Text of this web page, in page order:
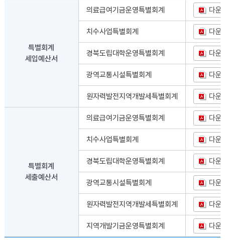
특별회계
세입예산서
의료급여기금운영특별회계 다운
치수사업특별회계 다운
경북도립대학운영특별회계 다운
광역교통시설특별회계 다운
원자력발전지역개발세특별회계 다운
특별회계
세출예산서
의료급여기금운영특별회계 다운
치수사업특별회계 다운
경북도립대학운영특별회계 다운
광역교통시설특별회계 다운
원자력발전지역개발세특별회계 다운
지역개발기금운영특별회계 다운